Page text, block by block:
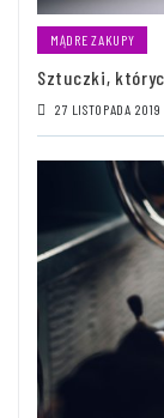
MĄDRE ZAKUPY
Sztuczki,
27 LISTOPADA 2019